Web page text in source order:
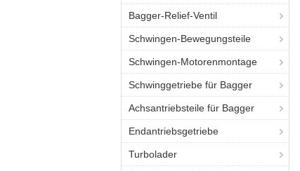
Bagger-Relief-Ventil
Schwingen-Bewegungsteile
Schwingen-Motorenmontage
Schwinggetriebe für Bagger
Achsantriebsteile für Bagger
Endantriebsgetriebe
Turbolader